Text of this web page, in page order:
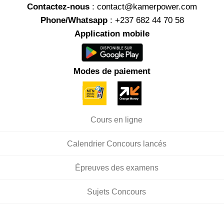
Contactez-nous : contact@kamerpower.com
Phone/Whatsapp: +237 682 44 70 58
Application mobile
Modes de paiement
Cours en ligne
Calendrier Concours lancés
Épreuves des examens
Sujets Concours